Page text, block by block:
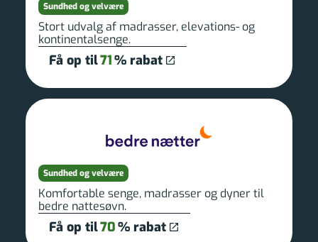
Sundhed og velvære
Stort udvalg af madrasser, elevations- og
kontinentalsenge.
Få op til71% rabat
Sundhed og velvære
Komfortable senge, madrasser og dyner til
bedre nattesøvn.
Få op til70% rabat